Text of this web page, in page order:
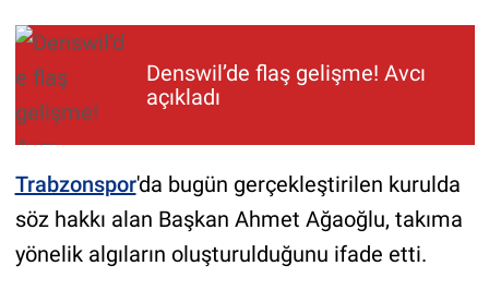
Denswil’de flaş gelişme! Avcı
açıkladı
Trabzonspor'da bugün gerçekleştirilen kurulda
söz hakkı alan Başkan Ahmet Ağaoğlu, takıma
yönelik algıların oluşturulduğunu ifade etti.